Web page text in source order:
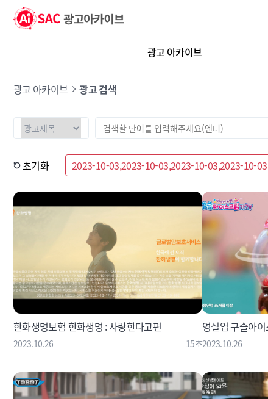
광고 아카이브
광고 아카이브 광고 검색
초기화 2023-10-03,2023-10-03,2023-10-03,2023-10-
한화생명보험 한화생명 : 사랑한다고편
2023.10.26 15초
영실업 구슬아
2023.10.26